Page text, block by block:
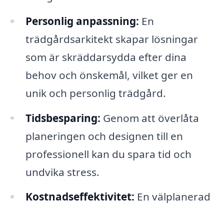
Personlig anpassning: En
trädgårdsarkitekt skapar lösningar
som är skräddarsydda efter dina
behov och önskemål, vilket ger en
unik och personlig trädgård.
Tidsbesparing: Genom att överlåta
planeringen och designen till en
professionell kan du spara tid och
undvika stress.
Kostnadseffektivitet: En välplanerad